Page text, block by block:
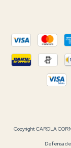
Copyright CAROLA
Defensa de